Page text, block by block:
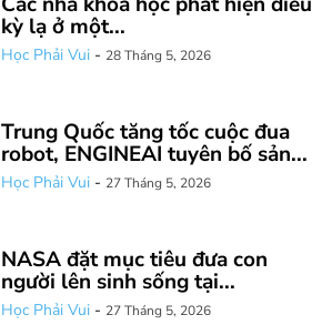
kỳ lạ ở một...
Học Phải Vui - 28 Tháng 5, 2026
Trung Quốc tăng tốc cuộc đua
robot, ENGINEAI tuyên bố sản...
Học Phải Vui - 27 Tháng 5, 2026
NASA đặt mục tiêu đưa con
người lên sinh sống tại...
Học Phải Vui - 27 Tháng 5, 2026